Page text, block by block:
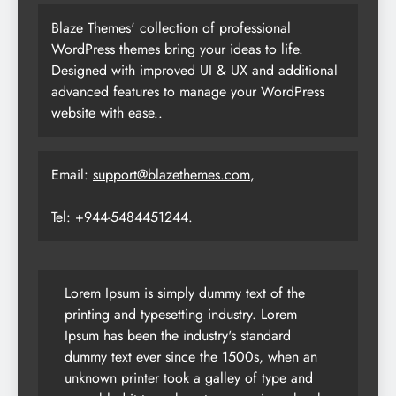
Blaze Themes' collection of professional
WordPress themes bring your ideas to life.
Designed with improved UI & UX and additional
advanced features to manage your WordPress
website with ease..
Email: support@blazethemes.com,
Tel: +944-5484451244.
Lorem Ipsum is simply dummy text of the
printing and typesetting industry. Lorem
Ipsum has been the industry's standard
dummy text ever since the 1500s, when an
unknown printer took a galley of type and